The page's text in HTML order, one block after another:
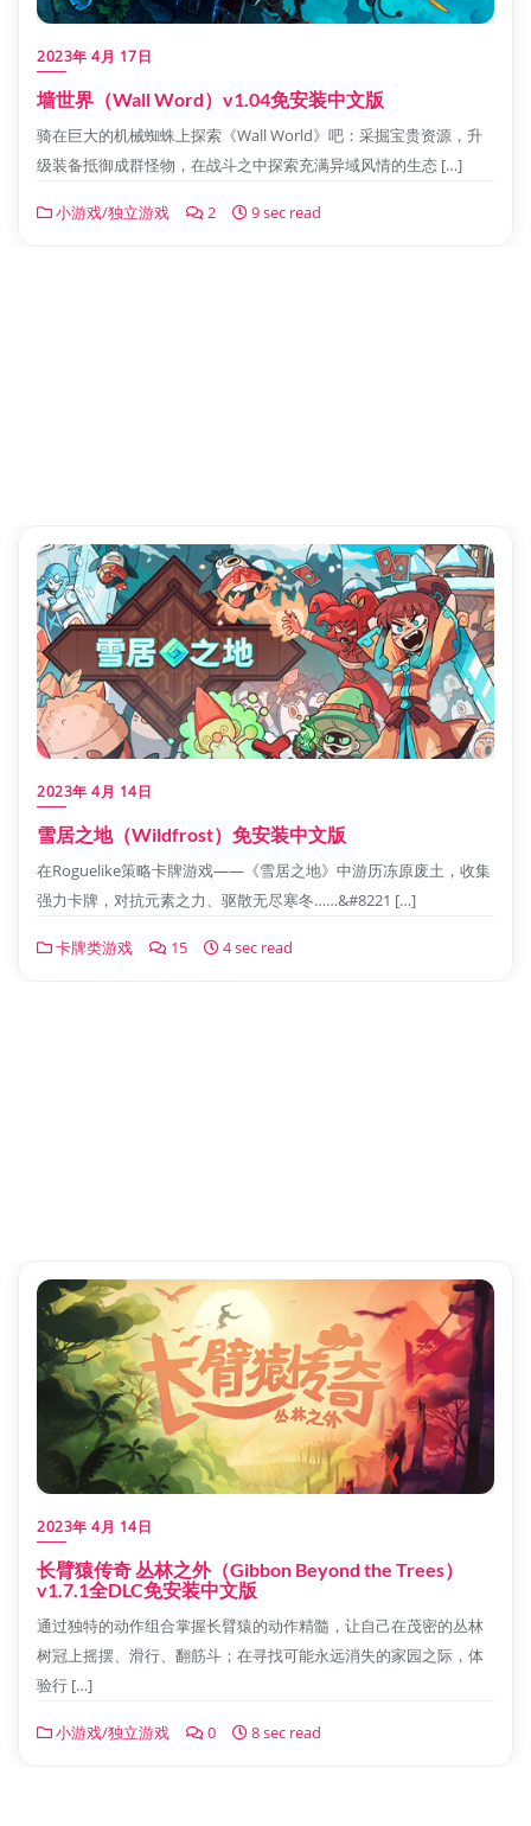
2023年 4月 17日
墙世界（Wall Word）v1.04免安装中文版
骑在巨大的机械蜘蛛上探索《Wall World》吧：采掘宝贵资源，升
级装备抵御成群怪物，在战斗之中探索充满异域风情的生态 […]
小游戏/独立游戏 2 9 sec read
2023年 4月 14日
雪居之地（Wildfrost）免安装中文版
在Roguelike策略卡牌游戏——《雪居之地》中游历冻原废土，收集
强力卡牌，对抗元素之力、驱散无尽寒冬……&#8221 […]
卡牌类游戏 15 4 sec read
2023年 4月 14日
长臂猿传奇 丛林之外（Gibbon Beyond the Trees）
v1.7.1全DLC免安装中文版
通过独特的动作组合掌握长臂猿的动作精髓，让自己在茂密的丛林
树冠上摇摆、滑行、翻筋斗；在寻找可能永远消失的家园之际，体
验行 […]
小游戏/独立游戏 0 8 sec read